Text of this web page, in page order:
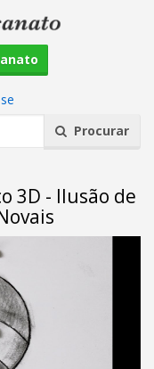
Procurar
3D - Ilusão de